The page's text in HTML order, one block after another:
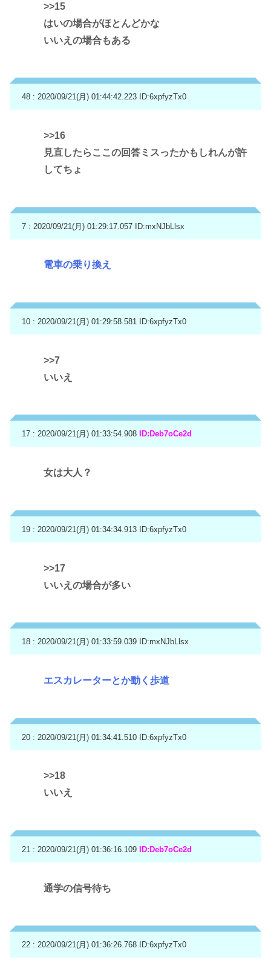
>>15
はいの場合がほとんどかな
いいえの場合もある
48 : 2020/09/21(月) 01:44:42.223 ID:6xpfyzTx0
>>16
見直したらここの回答ミスったかもしれんが許
してちょ
7 : 2020/09/21(月) 01:29:17.057 ID:mxNJbLlsx
電車の乗り換え
10 : 2020/09/21(月) 01:29:58.581 ID:6xpfyzTx0
>>7
いいえ
17 : 2020/09/21(月) 01:33:54.908 ID:Deb7oCe2d
女は大人？
19 : 2020/09/21(月) 01:34:34.913 ID:6xpfyzTx0
>>17
いいえの場合が多い
18 : 2020/09/21(月) 01:33:59.039 ID:mxNJbLlsx
エスカレーターとか動く歩道
20 : 2020/09/21(月) 01:34:41.510 ID:6xpfyzTx0
>>18
いいえ
21 : 2020/09/21(月) 01:36:16.109 ID:Deb7oCe2d
通学の信号待ち
22 : 2020/09/21(月) 01:36:26.768 ID:6xpfyzTx0